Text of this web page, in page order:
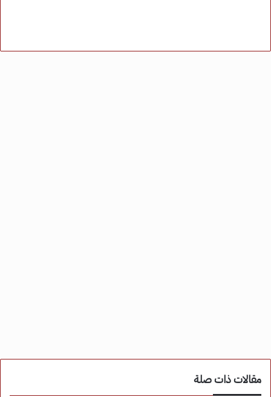
مقالات ذات صلة